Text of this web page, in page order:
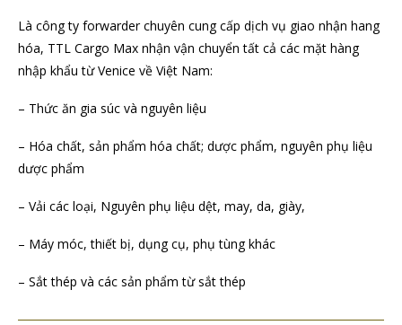
Là công ty forwarder chuyên cung cấp dịch vụ giao nhận hang
hóa, TTL Cargo Max nhận vận chuyển tất cả các mặt hàng
nhập khẩu từ Venice về Việt Nam:
– Thức ăn gia súc và nguyên liệu
– Hóa chất, sản phẩm hóa chất; dược phẩm, nguyên phụ liệu
dược phẩm
– Vải các loại, Nguyên phụ liệu dệt, may, da, giày,
– Máy móc, thiết bị, dụng cụ, phụ tùng khác
– Sắt thép và các sản phẩm từ sắt thép